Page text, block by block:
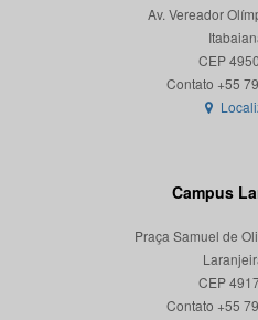
Av. Vereador
CEP
Campus
Praça Samuel de
CEP